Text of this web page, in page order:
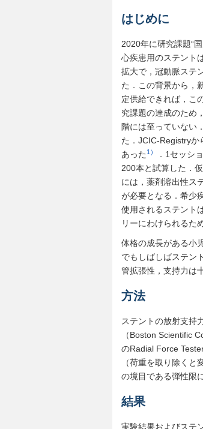
はじめに
2020年に研究課題“
心疾患用のステント
拡大で，冠動脈ステ
た．この背景から，
定供給できれば，こ
究課題の達成のため
階には至っていない
た．JCIC-Registryか
あった 1）
．1セッシ
200本と試算した．
には，薬剤溶出性ス
が必要となる．希少
使用されるステント
リーにわけられるた
体格の成長がある小
でもしばしばステン
管拡張性，支持力は
方法
ステントの放射支持
（Boston Scientific
のRadial Force
（荷重を取り除く
の境目である弾性限
結果
実験結果およびステ